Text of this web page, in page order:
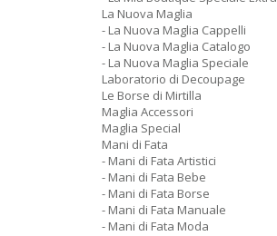
La Nuova Maglia
- La Nuova Maglia Cappelli
- La Nuova Maglia Catalogo
- La Nuova Maglia Speciale
Laboratorio di Decoupage
Le Borse di Mirtilla
Maglia Accessori
Maglia Special
Mani di Fata
- Mani di Fata Artistici
- Mani di Fata Bebe
- Mani di Fata Borse
- Mani di Fata Manuale
- Mani di Fata Moda